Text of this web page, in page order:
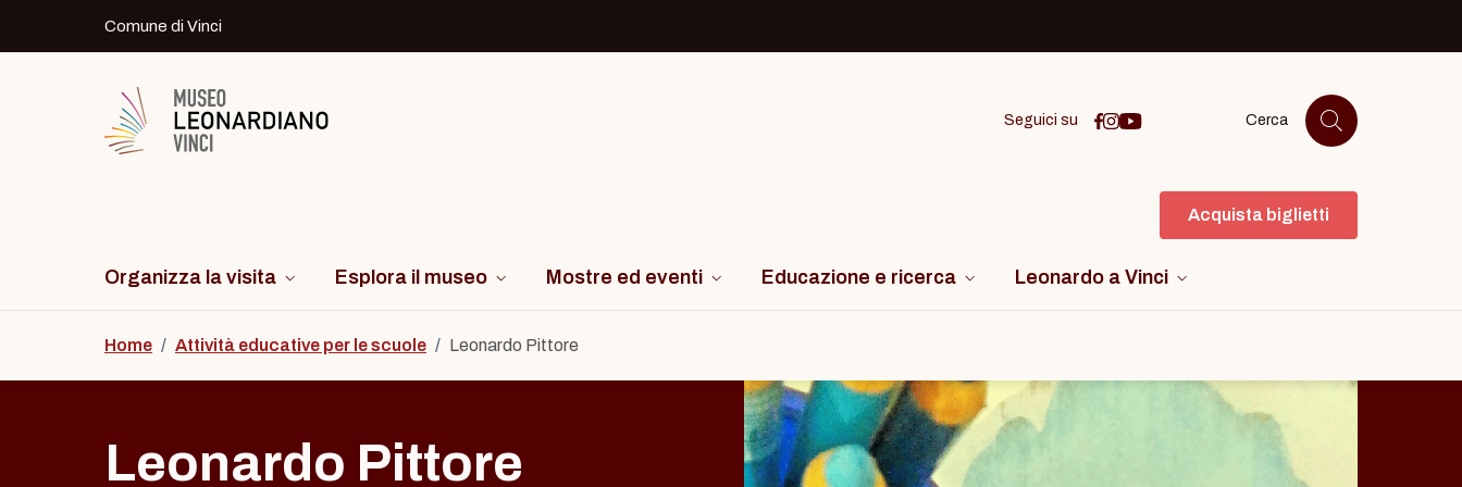
Comune di Vinci
Logo del Museo Leonardiano di Vinci
Seguici su Icona facebook
Icona instagram
icona youtubeCerca
Organizza la visita Esplora il museo Mostre ed eventi Educazione e ricerca Leonardo a Vinci
Acquista biglietti
Home / Attività educative per le scuole / Leonardo Pittore
Leonardo Pittore